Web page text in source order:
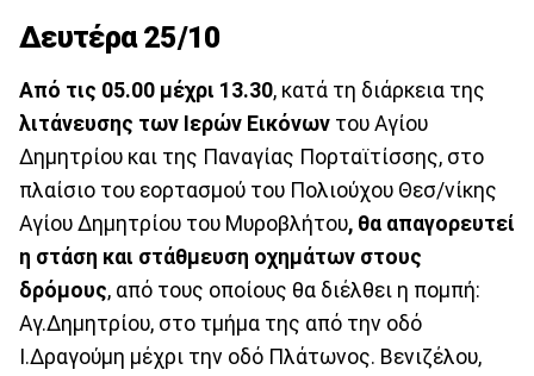
Δευτέρα 25/10
Από τις 05.00 μέχρι 13.30, κατά τη διάρκεια της
λιτάνευσης των Ιερών Εικόνων του Αγίου
Δημητρίου και της Παναγίας Πορταϊτίσσης, στο
πλαίσιο του εορτασμού του Πολιούχου Θεσ/νίκης
Αγίου Δημητρίου του Μυροβλήτου, θα απαγορευτεί
η στάση και στάθμευση οχημάτων στους
δρόμους, από τους οποίους θα διέλθει η πομπή:
Αγ.Δημητρίου, στο τμήμα της από την οδό
Ι.Δραγούμη μέχρι την οδό Πλάτωνος. Βενιζέλου,